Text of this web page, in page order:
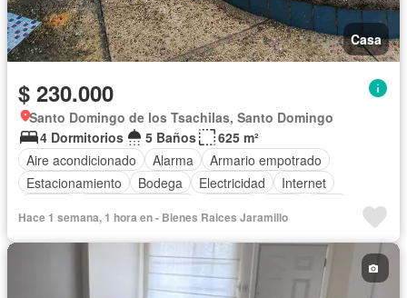
Casa
$ 230.000
Santo Domingo de los Tsachilas, Santo Domingo
4 Dormitorios
5 Baños
625 m²
Aire acondicionado
Alarma
Armario empotrado
Estacionamiento
Bodega Electricidad
Internet
Conserje
Jardín Parrilla
Garita de guardianía
Piscina
Seguridad
Hace 1 semana, 1 hora en - Bienes Raices Jaramillo